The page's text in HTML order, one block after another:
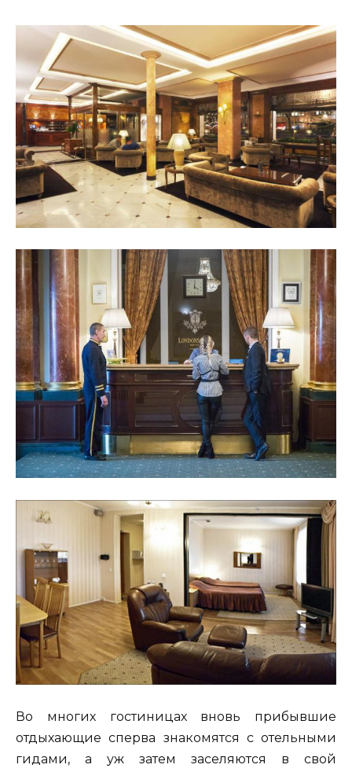
Во многих гостиницах вновь прибывшие
отдыхающие сперва знакомятся с отельными
гидами, а уж затем заселяются в свой